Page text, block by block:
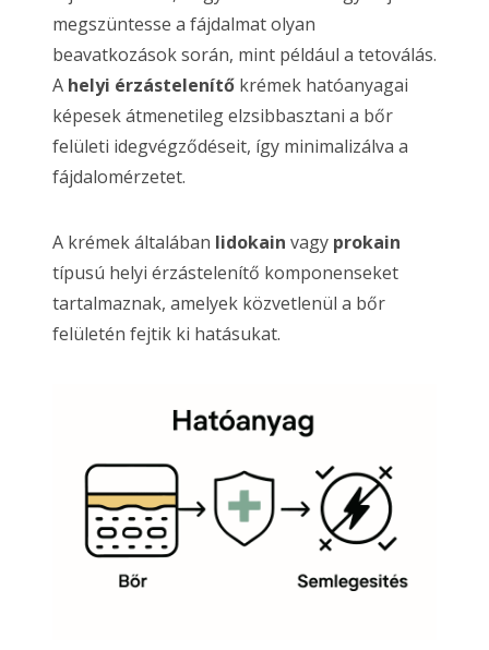
megszüntesse a fájdalmat olyan
beavatkozások során, mint például a tetoválás.
A helyi érzástelenítő krémek hatóanyagai
képesek átmenetileg elzsibbasztani a bőr
felületi idegvégződéseit, így minimalizálva a
fájdalomérzetet.
A krémek általában lidokain vagy prokain
típusú helyi érzástelenítő komponenseket
tartalmaznak, amelyek közvetlenül a bőr
felületén fejtik ki hatásukat.